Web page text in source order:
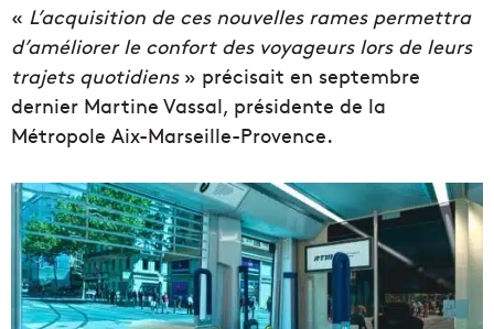
« L’acquisition de ces nouvelles rames permettra
d’améliorer le confort des voyageurs lors de leurs
trajets quotidiens» précisait en septembre
dernier Martine Vassal, présidente de la
Métropole Aix-Marseille-Provence.